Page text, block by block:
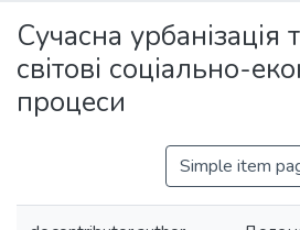
Statistics
Сучасна урбанізація
світові соціально-
процеси
Simple item